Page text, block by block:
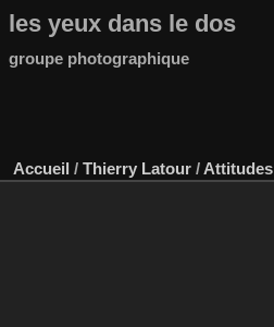
les yeux dans le dos
groupe photographique
Accueil / Thierry Latour / Attitudes